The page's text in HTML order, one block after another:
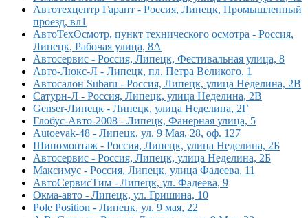
Автотехцентр Гарант - Россия, Липецк, Промышленный
проезд, вл1
АвтоТехОсмотр, пункт технического осмотра - Россия,
Липецк, Рабочая улица, 8А
Автосервис - Россия, Липецк, Фестивальная улица, 8
Авто-Люкс-Л - Липецк, пл. Петра Великого, 1
Автосалон Subaru - Россия, Липецк, улица Неделина, 2В
Сатурн-Л - Россия, Липецк, улица Неделина, 2В
Genser-Липецк - Липецк, улица Неделина, 2Г
Глобус-Авто-2008 - Липецк, Фанерная улица, 5
Autoevak-48 - Липецк, ул. 9 Мая, 28, оф. 127
Шиномонтаж - Россия, Липецк, улица Неделина, 2Б
Автосервис - Россия, Липецк, улица Неделина, 2Б
Максимус - Россия, Липецк, улица Фадеева, 11
АвтоСервисТим - Липецк, ул. Фадеева, 9
Окма-авто - Липецк, ул. Гришина, 10
Pole Position - Липецк, ул. 9 мая, 22